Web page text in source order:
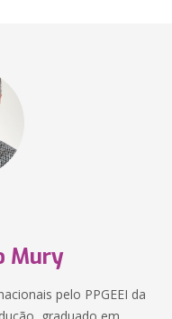
Mury
pelo PPGEEI da